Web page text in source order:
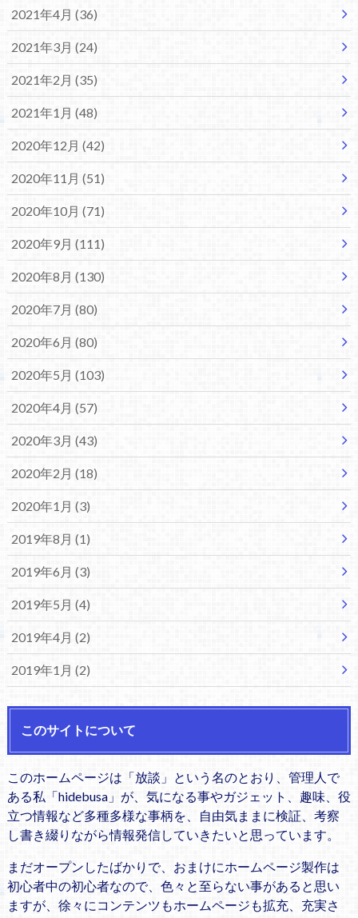
2021年4月 (36)
2021年3月 (24)
2021年2月 (35)
2021年1月 (48)
2020年12月 (42)
2020年11月 (51)
2020年10月 (71)
2020年9月 (111)
2020年8月 (130)
2020年7月 (80)
2020年6月 (80)
2020年5月 (103)
2020年4月 (57)
2020年3月 (43)
2020年2月 (18)
2020年1月 (3)
2019年8月 (1)
2019年6月 (3)
2019年5月 (4)
2019年4月 (2)
2019年1月 (2)
このサイトについて
このホームページは「放談」という名のとおり、管理人で
ある私「hidebusa」が、気になる事やガジェット、趣味、役
立つ情報など多種多様な事柄を、自由気ままに検証、考察
し書き綴りながら情報発信していきたいと思っています。
まだオープンしたばかりで、おまけにホームページ製作は
初心者中の初心者なので、色々と至らない事があると思い
ますが、徐々にコンテンツもホームページも拡充、充実さ